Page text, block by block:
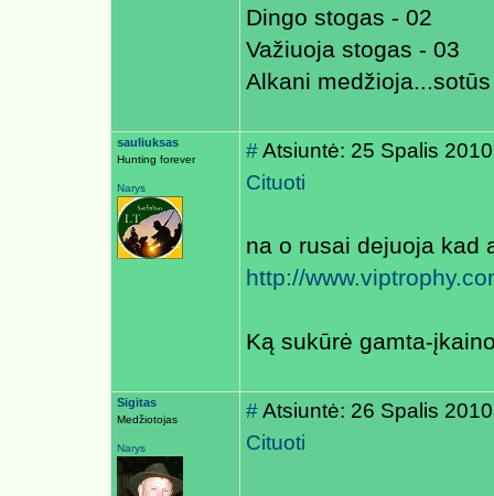
Dingo stogas - 02
Važiuoja stogas - 03
Alkani
sauliuksas
Hunting forever
Narys
#Atsiuntė: 25 Spalis
Cituoti
na o rusai dejuoja kad
http://
Ką sukūrė gamta-
Sigitas
Medžiotojas
Narys
#Atsiuntė: 26 Spalis
Cituoti